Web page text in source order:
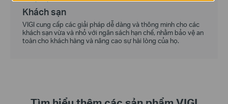
Khách sạn
VIGI cung cấp các giải pháp dễ dàng và thông minh cho các
khách sạn vừa và nhỏ với ngân sách hạn chế, nhằm bảo vệ an
toàn cho khách hàng và nâng cao sự hài lòng của họ.